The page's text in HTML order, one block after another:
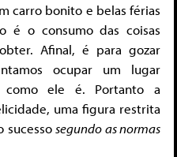
carro bonito e belas férias
é o consumo das coisas
Afinal, é para gozar
ocupar um lugar
ele é. Portanto a
uma figura restrita
sucessosegundoas normas